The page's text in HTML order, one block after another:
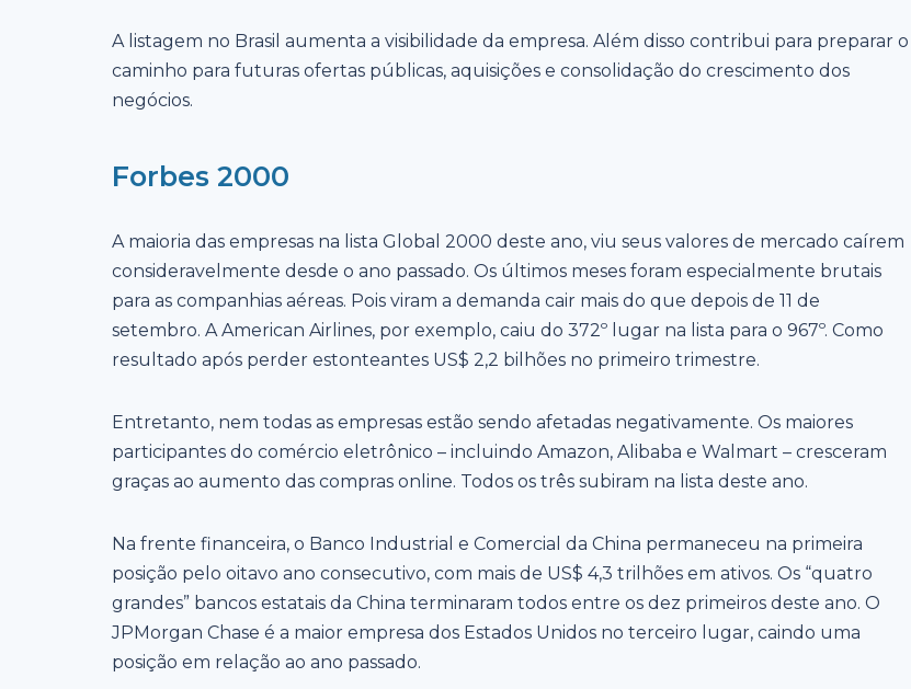
A listagem no Brasil aumenta a visibilidade da empresa. Além disso contribui para preparar o
caminho para futuras ofertas públicas, aquisições e consolidação do crescimento dos
negócios.
Forbes 2000
A maioria das empresas na lista Global 2000 deste ano, viu seus valores de mercado caírem
consideravelmente desde o ano passado. Os últimos meses foram especialmente brutais
para as companhias aéreas. Pois viram a demanda cair mais do que depois de 11 de
setembro. A American Airlines, por exemplo, caiu do 372º lugar na lista para o 967º. Como
resultado após perder estonteantes US$ 2,2 bilhões no primeiro trimestre.
Entretanto, nem todas as empresas estão sendo afetadas negativamente. Os maiores
participantes do comércio eletrônico – incluindo Amazon, Alibaba e Walmart – cresceram
graças ao aumento das compras online. Todos os três subiram na lista deste ano.
Na frente financeira, o Banco Industrial e Comercial da China permaneceu na primeira
posição pelo oitavo ano consecutivo, com mais de US$ 4,3 trilhões em ativos. Os “quatro
grandes” bancos estatais da China terminaram todos entre os dez primeiros deste ano. O
JPMorgan Chase é a maior empresa dos Estados Unidos no terceiro lugar, caindo uma
posição em relação ao ano passado.